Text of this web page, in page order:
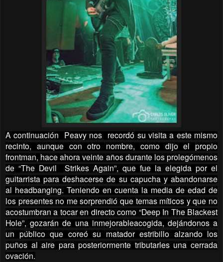
A continuación Peavy nos recordó su visita a este mismo
recinto, aunque con otro nombre, como dijo el propio
frontman, hace ahora veinte años durante los prolegómenos
de “The Devil Strikes Again”, que fue la elegida por el
guitarrista para deshacerse de su capucha y abandonarse
al headbanging. Teniendo en cuenta la media de edad de
los presentes no me sorprendió que temas míticos y que no
acostumbran a tocar en directo como “Deep In The Blackest
Hole”, gozarán de una inmejorableacogida, dejándonos a
un público que coreó su matador estribillo alzando los
puños al aire para posteriormente tributarles una cerrada
ovación.